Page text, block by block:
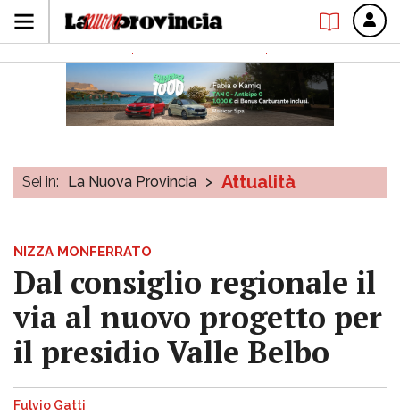
Sei in: La Nuova Provincia > Attualità
NIZZA MONFERRATO
Dal consiglio regionale il
via al nuovo progetto per
il presidio Valle Belbo
Fulvio Gatti